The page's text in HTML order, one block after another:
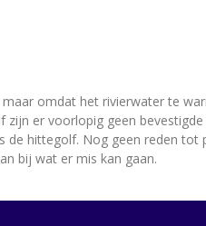
omdat het rivierwater te
er voorlopig geen
hittegolf. Nog geen reden
bij wat er mis kan gaan.